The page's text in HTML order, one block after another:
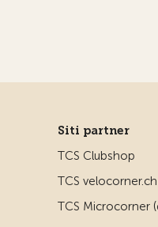
Siti partner
TCS Clubshop
TCS velocorner.ch
TCS Microcorner